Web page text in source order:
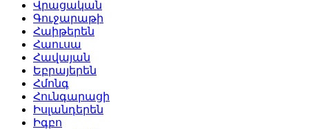
Վրացական
Գուջարաթի
Հաիթերեն
Հաուսա
Հավայան
Եբրայերեն
Հմոնգ
Հունգարացի
Իսլանդերեն
Իգբո